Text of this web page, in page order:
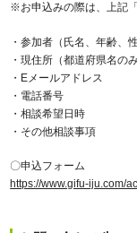
※お申込みの際は、上記
・参加者（氏名、年齢、性
・現住所（都道府県名のみ
・Eメールアドレス
・電話番号
・相談希望日時
・その他相談事項
〇申込フォーム
https://www.gifu-iju.com/